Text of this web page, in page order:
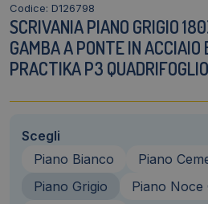
Codice: D126798
SCRIVANIA PIANO GRIGIO
GAMBA A PONTE IN ACCIAIO
PRACTIKA P3
Scegli
Piano Bianco
Piano
Piano Grigio
Piano Noce